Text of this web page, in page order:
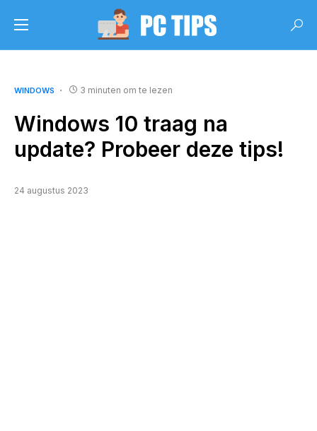
WINDOWS 3 minuten om te lezen
Windows 10 traag na
update? Probeer deze tips!
24 augustus 2023